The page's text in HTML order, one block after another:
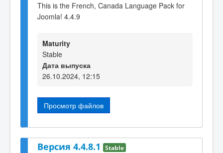
This is the French, Canada Language Pack for
Joomla! 4.4.9
Maturity
Stable
Дата выпуска
26.10.2024, 12:15
Просмотр файлов
Версия 4.4.8.1 Stable